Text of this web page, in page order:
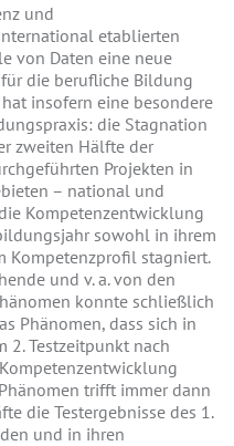
und
etablierten
von Daten eine neue
die berufliche Bildung
insofern eine besondere
die Stagnation
zweiten Hälfte der
Projekten in
– national und
Kompetenzentwicklung
sowohl in ihrem
Kompetenzprofil stagniert.
und v. a. von den
konnte schließlich
Phänomen, dass sich in
2. Testzeitpunkt nach
trifft immer dann
die Testergebnisse des 1.
und in ihren